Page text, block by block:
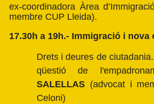
ex-coordinadora Àrea
membre CUP Lleida).
17.30h a 19h.- Immigració i nova
Drets i deures de
qüestió de
SALELLAS (advocat i
Celoni)